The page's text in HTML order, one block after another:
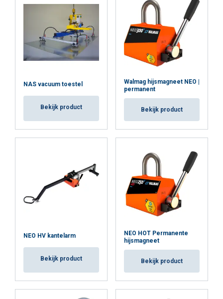
NAS vacuum toestel
Bekijk product
Walmag hijsmagneet NEO |
permanent
Bekijk product
NEO HV kantelarm
Bekijk product
NEO HOT Permanente
hijsmagneet
Bekijk product
ALLES ACCEPTEREN